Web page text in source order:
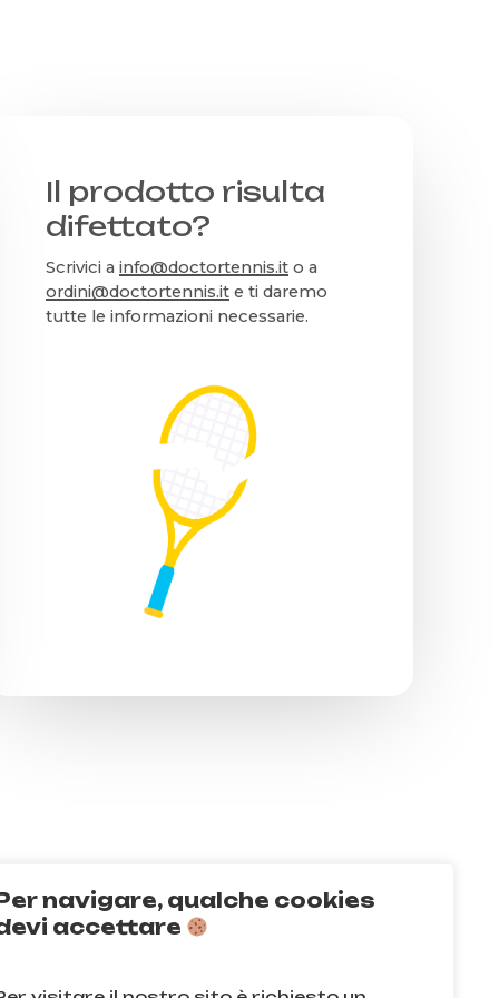
navigare, qualche cookies
accettare
Il prodotto risulta
difettato?
Scrivici ainfo@doctortennis.it o a
ordini@doctortennis.it e ti daremo
tutte le informazioni necessarie.